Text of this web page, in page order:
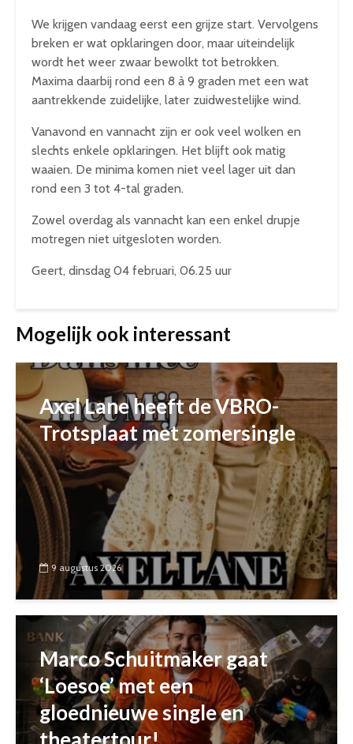
We krijgen vandaag eerst een grijze start. Vervolgens
breken er wat opklaringen door, maar uiteindelijk
wordt het weer zwaar bewolkt tot betrokken.
Maxima daarbij rond een 8 à 9 graden met een wat
aantrekkende zuidelijke, later zuidwestelijke wind.
Vanavond en vannacht zijn er ook veel wolken en
slechts enkele opklaringen. Het blijft ook matig
waaien. De minima komen niet veel lager uit dan
rond een 3 tot 4-tal graden.
Zowel overdag als vannacht kan een enkel drupje
motregen niet uitgesloten worden.
Geert, dinsdag 04 februari, 06.25 uur
Mogelijk ook interessant
Axel Lane heeft de VBRO-
Trotsplaat met zomersingle
9 augustus 2026
Marco Schuitmaker gaat
‘Loesoe’ met een
gloednieuwe single en